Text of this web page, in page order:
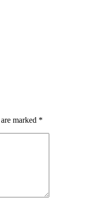
marked *